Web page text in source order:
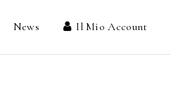
News Il Mio Account